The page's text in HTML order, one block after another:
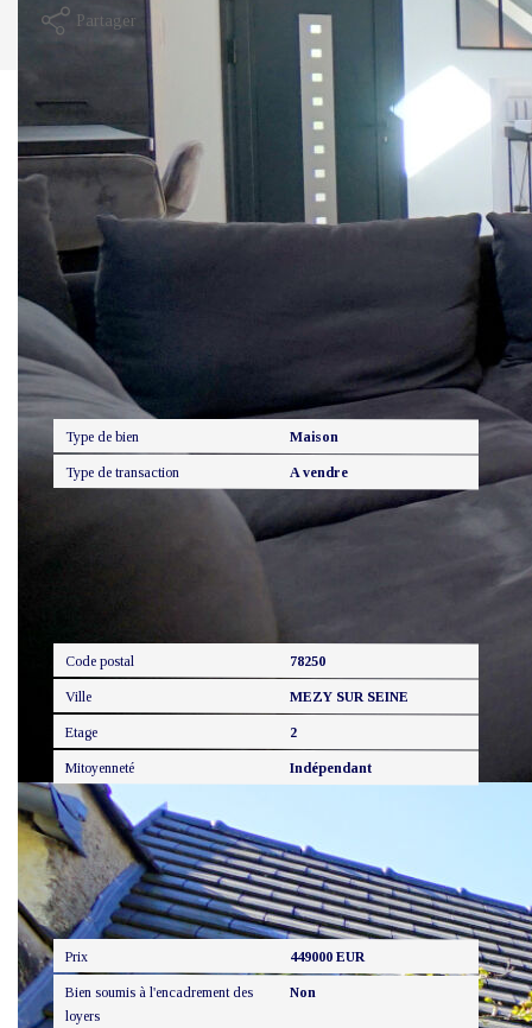
Partager
Calculer mon budget
Ce bien est soumis à un diagnostic ERP (État des
Risques et Pollutions). Pour en savoir plus, rendez-
vous surhttps://www.georisques.gouv.fr/
Caractéristiques détaillées
Général
Type de bien Maison
Type de transaction A vendre
Code postal 78250
Ville MEZY SUR SEINE
Etage 2
Mitoyenneté Indépendant
Aspects financiers
Prix 449000 EUR
Bien soumis à l'encadrement des
loyers
Non